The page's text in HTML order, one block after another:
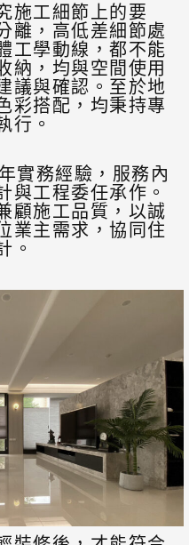
施工細節上的要
離，高低差細節處
工學動線，都不能
納，均與空間使用
議與確認。至於地
彩搭配，均秉持專
行。
實務經驗，服務內
與工程委任承作。
顧施工品質，以誠
業主需求，協同住
。